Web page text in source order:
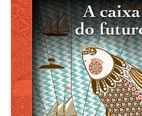
aventura por mares e desertos. A
“O guia carajá”, é uma lenda
Brasil – o roteiro do bandeirante
das matas do sertão, guiado por